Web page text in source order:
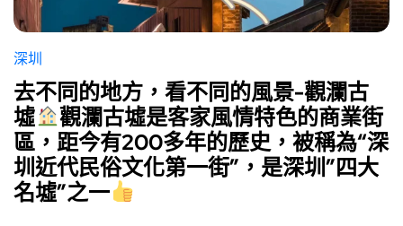
深圳
去不同的地方，看不同的風景-觀瀾古
墟
觀瀾古墟是客家風情特色的商業街
區，距今有200多年的歷史，被稱為“深
圳近代民俗文化第一街”，是深圳”四大
名墟”之一